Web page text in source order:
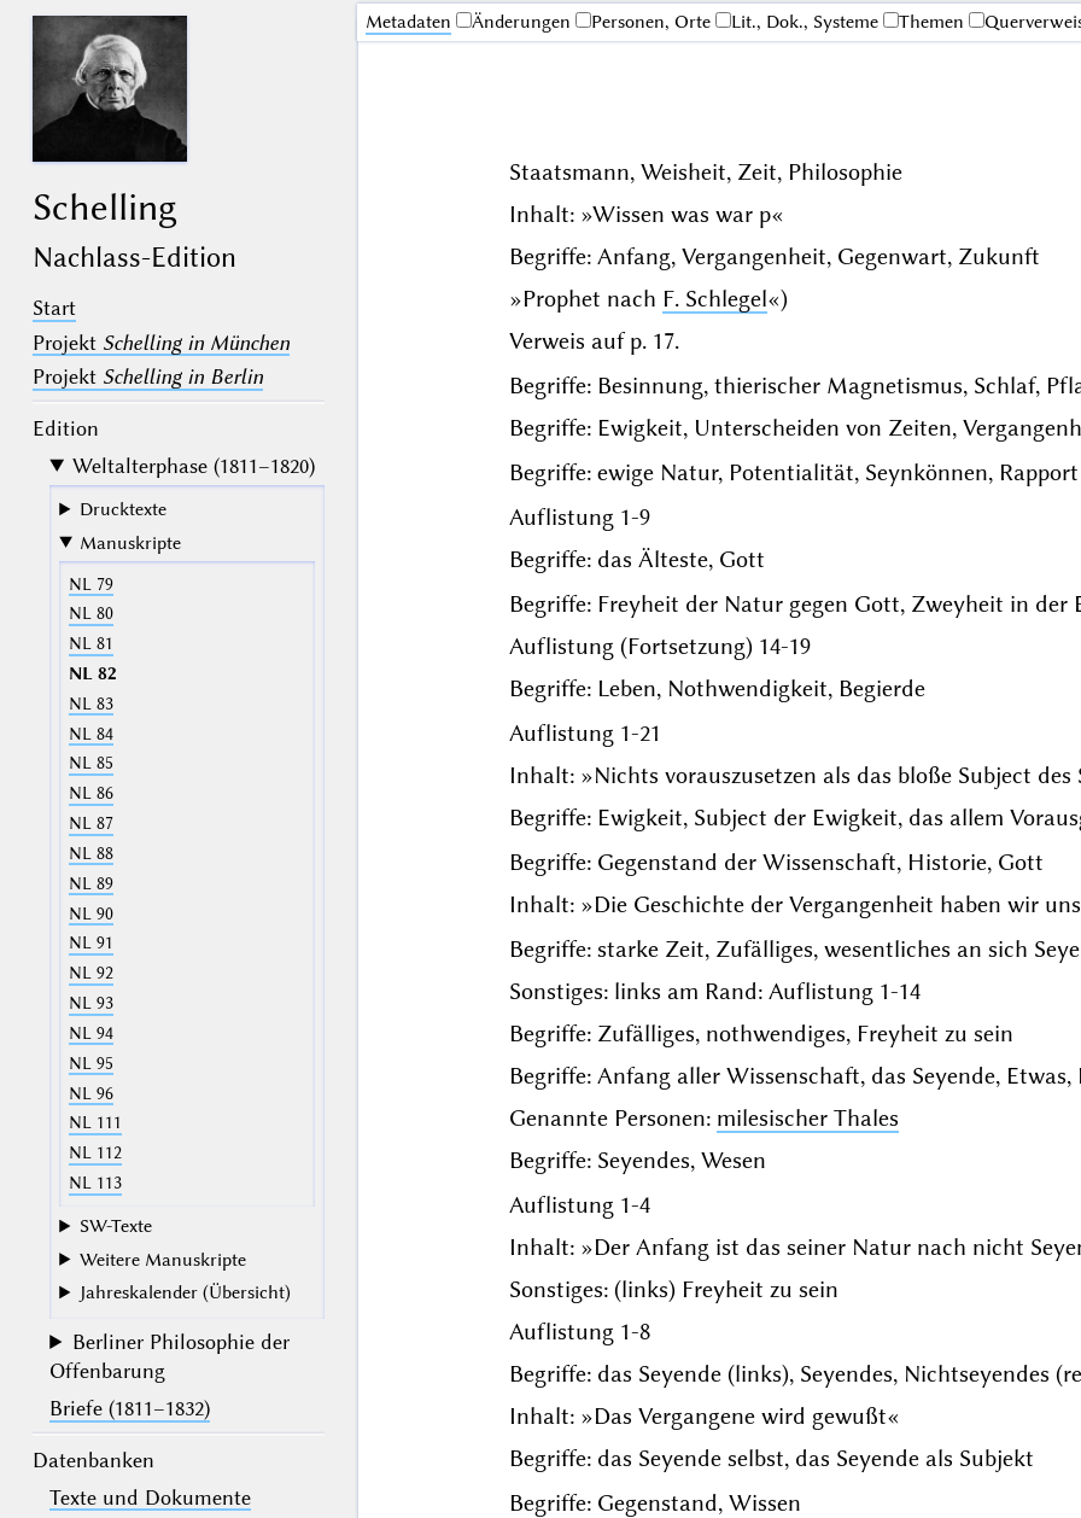
Schelling
Nachlass-Edition
Start
Projekt Schelling in München
Projekt Schelling in Berlin
Edition
Weltalterphase (1811–1820)
Drucktexte
Manuskripte
NL 79
NL 80
NL 81
NL 82
NL 83
NL 84
NL 85
NL 86
NL 87
NL 88
NL 89
NL 90
NL 91
NL 92
NL 93
NL 94
NL 95
NL 96
NL 111
NL 112
NL 113
SW-Texte
Weitere Manuskripte
Jahreskalender (Übersicht)
Berliner Philosophie der
Offenbarung
Briefe (1811–1832)
Datenbanken
Texte und Dokumente
Me­ta­da­ten Änderungen Personen, Orte Lit., Dok., Systeme Themen
Staatsmann, Weisheit, Zeit, Philosophie
Inhalt: »Wissen was war p«
Begriffe: Anfang, Vergangenheit, Gegenwart, Zukunft
»Prophet nach F. Schlegel«)
Verweis auf p. 17.
Begriffe: Besinnung, thierischer Magnetismus, Schlaf,
Begriffe: Ewigkeit, Unterscheiden von Zeiten,
Begriffe: ewige Natur, Potentialität, Seynkönnen, Rapport
Auflistung 1-9
Begriffe: das Älteste, Gott
Begriffe: Freyheit der Natur gegen Gott, Zweyheit in der
Auflistung (Fortsetzung) 14-19
Begriffe: Leben, Nothwendigkeit, Begierde
Auflistung 1-21
Inhalt: »Nichts vorauszusetzen als das bloße Subject des
Begriffe: Ewigkeit, Subject der Ewigkeit, das allem
Begriffe: Gegenstand der Wissenschaft, Historie, Gott
Inhalt: »Die Geschichte der Vergangenheit haben wir
Begriffe: starke Zeit, Zufälliges, wesentliches an sich
Sonstiges: links am Rand: Auflistung 1-14
Begriffe: Zufälliges, nothwendiges, Freyheit zu sein
Begriffe: Anfang aller Wissenschaft, das Seyende,
Genannte Personen: milesischer Thales
Begriffe: Seyendes, Wesen
Auflistung 1-4
Inhalt: »Der Anfang ist das seiner Natur nach nicht
Sonstiges: (links) Freyheit zu sein
Auflistung 1-8
Begriffe: das Seyende (links), Seyendes, Nichtseyendes
Inhalt: »Das Vergangene wird gewußt«
Begriffe: das Seyende selbst, das Seyende als Subjekt
Begriffe: Gegenstand, Wissen